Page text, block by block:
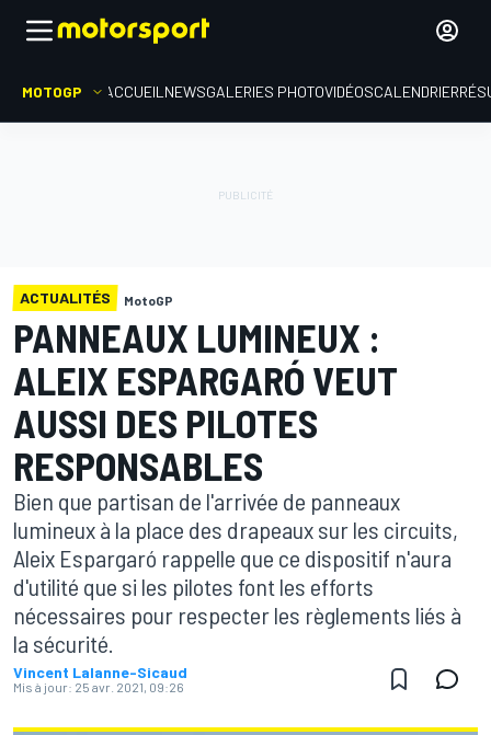
MOTOGP ACCUEIL NEWSGALERIES PHOTOVIDÉOSCALENDRIER
ACTUALITÉS MotoGP
PANNEAUX LUMINEUX :
ALEIX ESPARGARÓ VEUT
AUSSI DES PILOTES
RESPONSABLES
Bien que partisan de l'arrivée de panneaux
lumineux à la place des drapeaux sur les circuits,
Aleix Espargaró rappelle que ce dispositif n'aura
d'utilité que si les pilotes font les efforts
nécessaires pour respecter les règlements liés à
la sécurité.
Vincent Lalanne-Sicaud
Mis à jour: 25 avr. 2021, 09:26